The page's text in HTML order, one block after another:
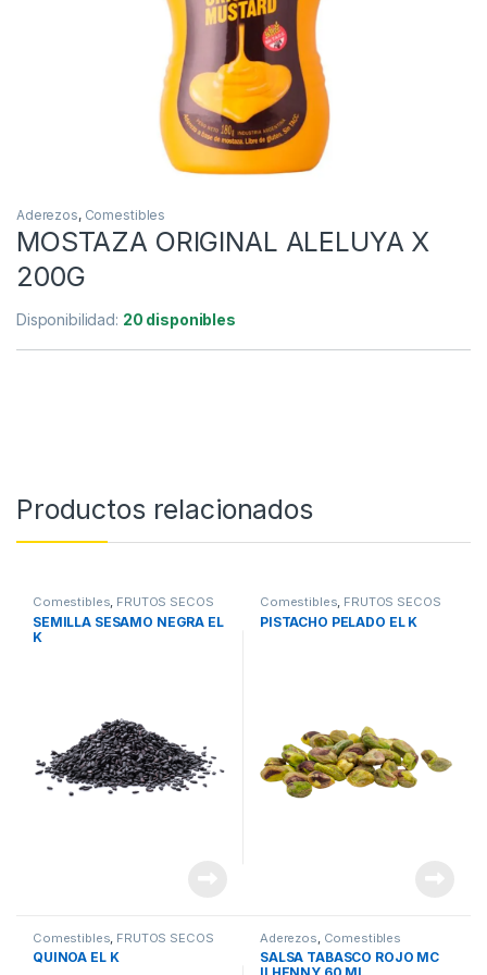
Aderezos, Comestibles
MOSTAZA ORIGINAL ALELUYA X
200G
Disponibilidad: 20 disponibles
Productos relacionados
Comestibles, FRUTOS SECOS
SEMILLA SESAMO NEGRA EL
K
Comestibles, FRUTOS SECOS
PISTACHO PELADO EL K
Comestibles FRUTOS SECOS
QUINOA EL K
Aderezos Comestibles
SALSA TABASCO ROJO MC